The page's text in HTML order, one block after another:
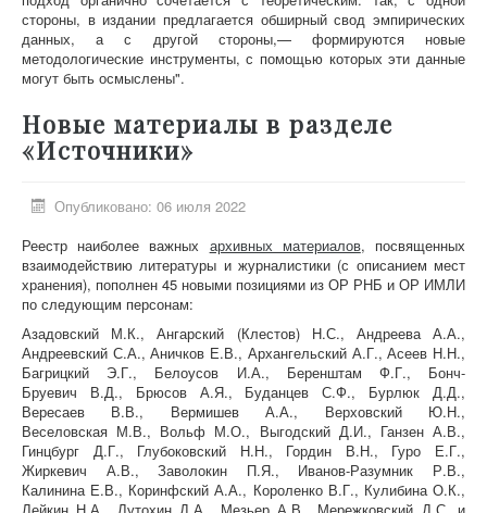
стороны, в издании предлагается обширный свод эмпирических
данных, а с другой стороны,— формируются новые
методологические инструменты, с помощью которых эти данные
могут быть осмыслены".
Новые материалы в разделе
«Источники»
Опубликовано: 06 июля 2022
Реестр наиболее важных архивных материалов, посвященных
взаимодействию литературы и журналистики (с описанием мест
хранения), пополнен 45 новыми позициями из ОР РНБ и ОР ИМЛИ
по следующим персонам:
Азадовский М.К., Ангарский (Клестов) Н.С., Андреева А.А.,
Андреевский С.А., Аничков Е.В., Архангельский А.Г., Асеев Н.Н.,
Багрицкий Э.Г., Белоусов И.А., Беренштам Ф.Г., Бонч-
Бруевич В.Д., Брюсов А.Я., Буданцев С.Ф., Бурлюк Д.Д.,
Вересаев В.В., Вермишев А.А., Верховский Ю.Н.,
Веселовская М.В., Вольф М.О., Выгодский Д.И., Ганзен А.В.,
Гинцбург Д.Г., Глубоковский Н.Н., Гордин В.Н., Гуро Е.Г.,
Жиркевич А.В., Заволокин П.Я., Иванов-Разумник Р.В.,
Калинина Е.В., Коринфский А.А., Короленко В.Г., Кулибина О.К.,